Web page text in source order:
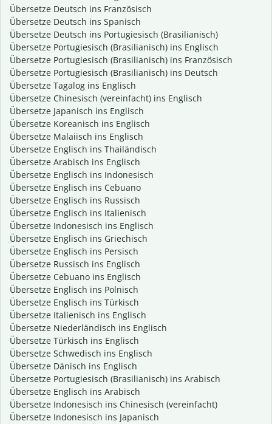
Übersetze Deutsch ins Französisch
Übersetze Deutsch ins Spanisch
Übersetze Deutsch ins Portugiesisch (Brasilianisch)
Übersetze Portugiesisch (Brasilianisch) ins Englisch
Übersetze Portugiesisch (Brasilianisch) ins Französisch
Übersetze Portugiesisch (Brasilianisch) ins Deutsch
Übersetze Tagalog ins Englisch
Übersetze Chinesisch (vereinfacht) ins Englisch
Übersetze Japanisch ins Englisch
Übersetze Koreanisch ins Englisch
Übersetze Malaiisch ins Englisch
Übersetze Englisch ins Thailändisch
Übersetze Arabisch ins Englisch
Übersetze Englisch ins Indonesisch
Übersetze Englisch ins Cebuano
Übersetze Englisch ins Russisch
Übersetze Englisch ins Italienisch
Übersetze Indonesisch ins Englisch
Übersetze Englisch ins Griechisch
Übersetze Englisch ins Persisch
Übersetze Russisch ins Englisch
Übersetze Cebuano ins Englisch
Übersetze Englisch ins Polnisch
Übersetze Englisch ins Türkisch
Übersetze Italienisch ins Englisch
Übersetze Niederländisch ins Englisch
Übersetze Türkisch ins Englisch
Übersetze Schwedisch ins Englisch
Übersetze Dänisch ins Englisch
Übersetze Portugiesisch (Brasilianisch) ins Arabisch
Übersetze Englisch ins Arabisch
Übersetze Indonesisch ins Chinesisch (vereinfacht)
Übersetze Indonesisch ins Japanisch